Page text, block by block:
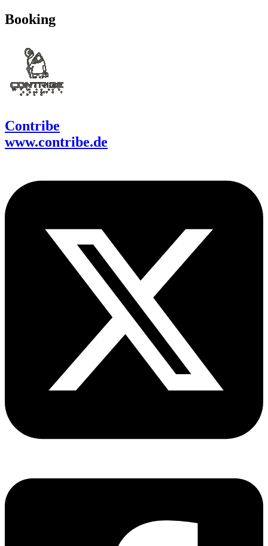
Booking
Contribe
www.contribe.de